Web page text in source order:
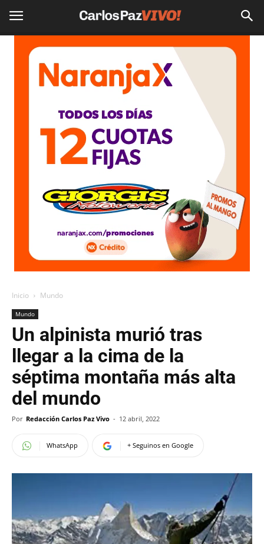
Inicio Mundo
Mundo
Un alpinista murió tras
llegar a la cima de la
séptima montaña más alta
del mundo
Por Redacción Carlos Paz Vivo - 12 abril, 2022
WhatsApp + Seguinos en Google